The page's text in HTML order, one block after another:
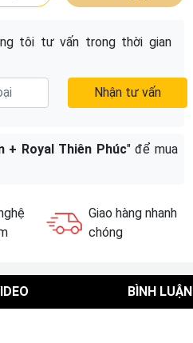
tôi tư vấn trong thời gian
Nhận tư vấn
+ Royal Thiên Phúc" để mua
Giao hàng nhanh
chóng
BÌNH LUẬN